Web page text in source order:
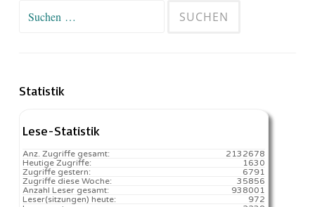
Suchen
Statistik
Lese-Statistik
2132678
Anz. Zugriffe gesamt:
1630
Heutige Zugriffe:
6791
Zugriffe gestern:
35856
Zugriffe diese Woche:
938001
Anzahl Leser gesamt:
972️
Leser(sitzungen) heute: